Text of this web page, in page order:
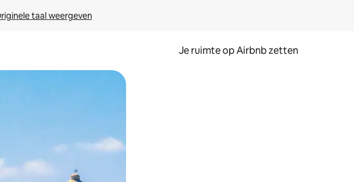
taal weergeven
Je ruimte op Airbnb zetten